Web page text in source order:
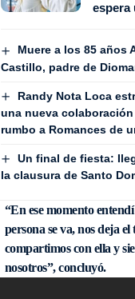
espera
Muere a los 85 años
Castillo, padre de
Randy Nota Loca
una nueva
rumbo a Romances de
Un final de fiesta:
la clausura de Santo
“En ese momento
persona se va, nos deja
compartimos con ella y
nosotros”, concluyó.